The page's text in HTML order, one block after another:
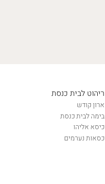
ריהוט לבית כנסת
ארון קודש
בימה לבית כנסת
כיסא אליהו
כסאות נערמים